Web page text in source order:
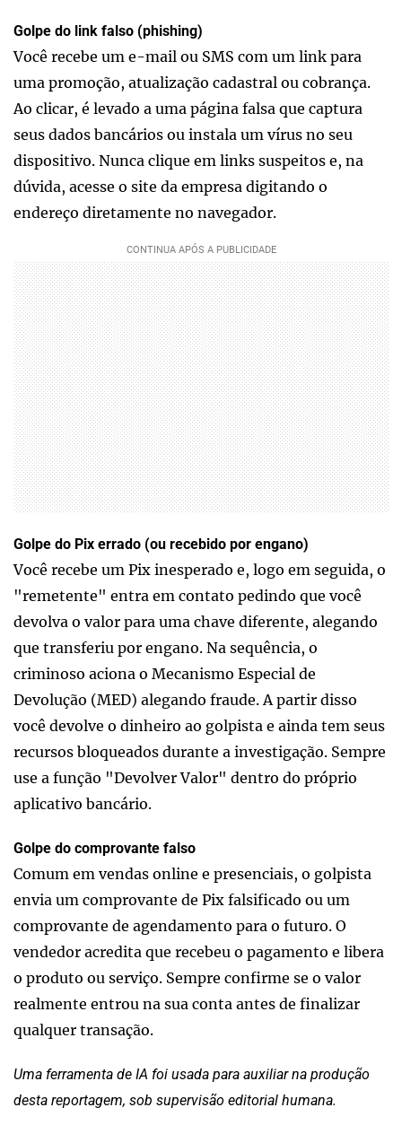
Golpe do link falso (phishing)
Você recebe um e-mail ou SMS com um link para
uma promoção, atualização cadastral ou cobrança.
Ao clicar, é levado a uma página falsa que captura
seus dados bancários ou instala um vírus no seu
dispositivo. Nunca clique em links suspeitos e, na
dúvida, acesse o site da empresa digitando o
endereço diretamente no navegador.
Golpe do Pix errado (ou recebido por engano)
Você recebe um Pix inesperado e, logo em seguida, o
"remetente" entra em contato pedindo que você
devolva o valor para uma chave diferente, alegando
que transferiu por engano. Na sequência, o
criminoso aciona o Mecanismo Especial de
Devolução (MED) alegando fraude. A partir disso
você devolve o dinheiro ao golpista e ainda tem seus
recursos bloqueados durante a investigação. Sempre
use a função "Devolver Valor" dentro do próprio
aplicativo bancário.
Golpe do comprovante falso
Comum em vendas online e presenciais, o golpista
envia um comprovante de Pix falsificado ou um
comprovante de agendamento para o futuro. O
vendedor acredita que recebeu o pagamento e libera
o produto ou serviço. Sempre confirme se o valor
realmente entrou na sua conta antes de finalizar
qualquer transação.
Uma ferramenta de IA foi usada para auxiliar na produção
desta reportagem, sob supervisão editorial humana.